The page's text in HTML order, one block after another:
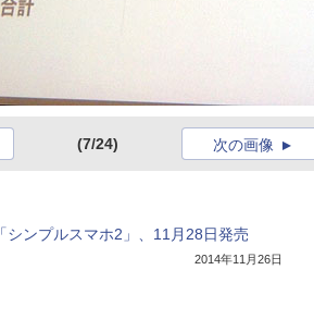
(7/24) 次の画像
シンプルスマホ2」、11月28日発売
2014年11月26日